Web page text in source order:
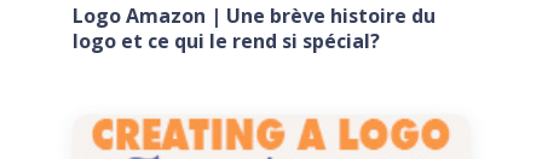
Logo Amazon | Une brève histoire du
logo et ce qui le rend si spécial?